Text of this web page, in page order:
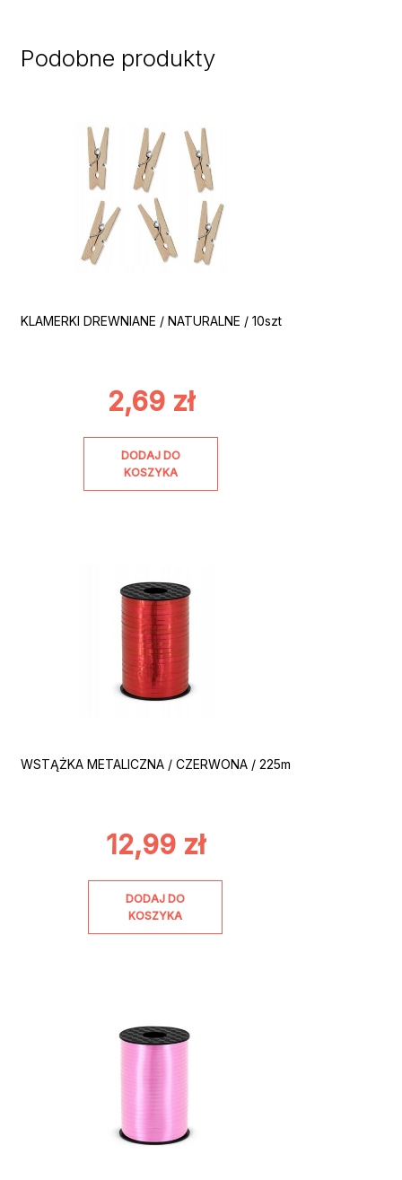
Podobne produkty
KLAMERKI DREWNIANE / NATURALNE / 10szt
2,69 zł
DODAJ DO
KOSZYKA
WSTĄŻKA METALICZNA / CZERWONA / 225m
12,99 zł
DODAJ DO
KOSZYKA